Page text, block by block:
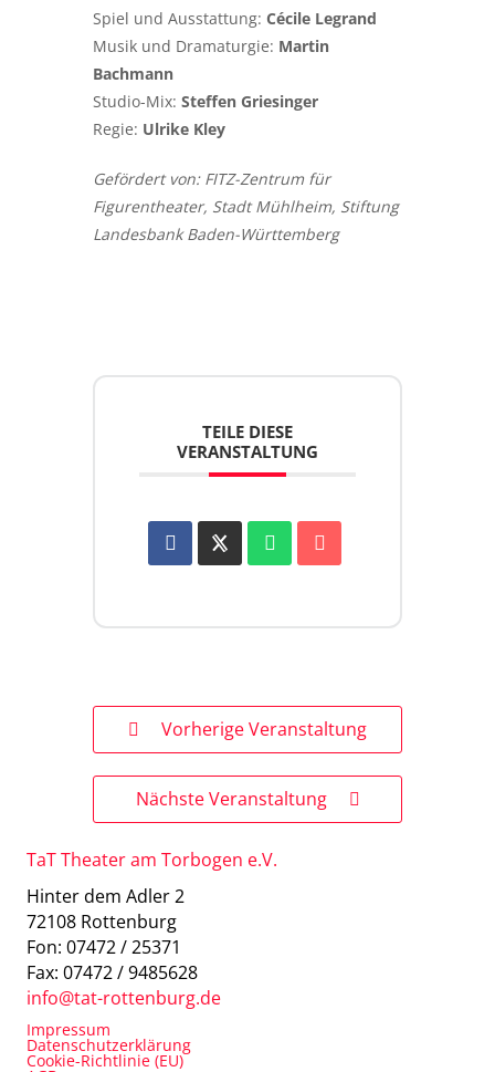
Spiel und Ausstattung: Cécile Legrand
Musik und Dramaturgie: Martin
Bachmann
Studio-Mix: Steffen Griesinger
Regie: Ulrike Kley
Gefördert von: FITZ-Zentrum für
Figurentheater, Stadt Mühlheim, Stiftung
Landesbank Baden-Württemberg
TEILE DIESE
VERANSTALTUNG
Vorherige Veranstaltung
Nächste Veranstaltung
TaT Theater am Torbogen e.V.
Hinter dem Adler 2
72108 Rottenburg
Fon: 07472 / 25371
Fax: 07472 / 9485628
info@tat-rottenburg.de
Impressum
Datenschutzerklärung
Cookie-Richtlinie (EU)